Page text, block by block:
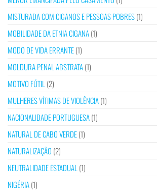
MISTURADA COM CIGANOS E PESSOAS POBRES(1)
MOBILIDADE DA ETNIA CIGANA(1)
MODO DE VIDA ERRANTE(1)
MOLDURA PENAL ABSTRATA(1)
MOTIVO FÚTIL(2)
MULHERES VÍTIMAS DE VIOLÊNCIA(1)
NACIONALIDADE PORTUGUESA(1)
NATURAL DE CABO VERDE(1)
NATURALIZAÇÃO (2)
NEUTRALIDADE ESTADUAL(1)
NIGÉRIA(1)